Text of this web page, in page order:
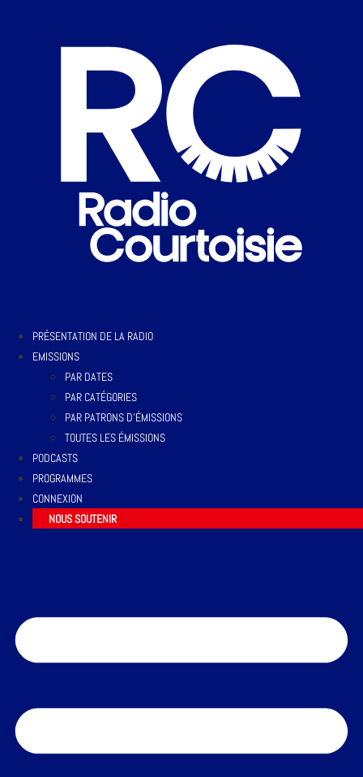
PRÉSENTATION DE LA RADIO
EMISSIONS
PAR DATES
PAR CATÉGORIES
PAR PATRONS D’ÉMISSIONS
TOUTES LES ÉMISSIONS
PODCASTS
PROGRAMMES
CONNEXION
NOUS SOUTENIR